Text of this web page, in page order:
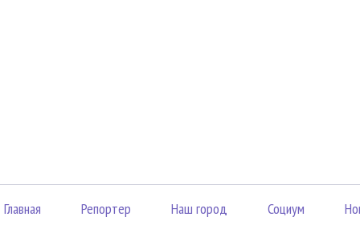
Главная Репортер Наш город Социум